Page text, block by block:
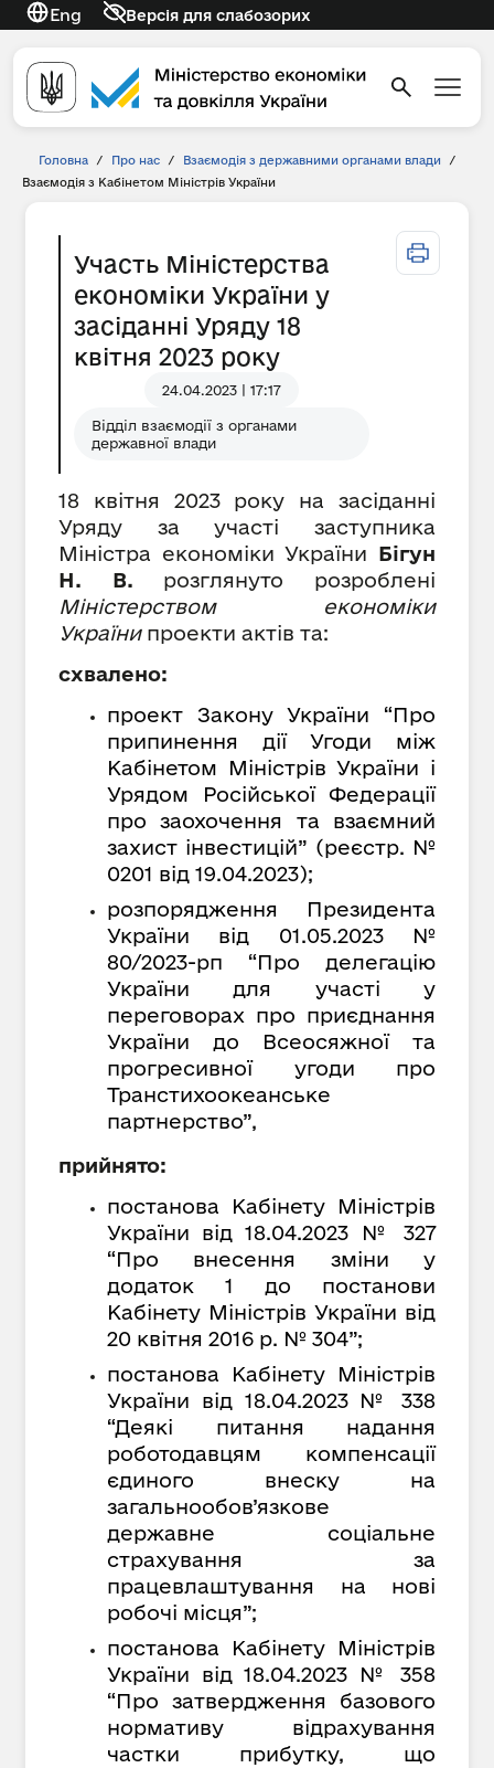
Eng Версія для слабозорих
Головна / Про нас / Взаємодія з державними органами влади
/
Взаємодія з Кабінетом Міністрів України
Участь Міністерства
економіки України у
засіданні Уряду 18
квітня 2023 року
24.04.2023 | 17:17
Відділ взаємодії з органами
державної влади
18 квітня 2023 року на засіданні
Уряду за участі заступника
Міністра економіки України Бігун
Н. В.
розглянуто розроблені
Міністерством економіки
Українипроекти актів та:
схвалено:
проект Закону України “Про
припинення дії Угоди між
Кабінетом Міністрів України і
Урядом Російської Федерації
про заохочення та взаємний
захист інвестицій” (реєстр. №
0201 від 19.04.2023);
розпорядження Президента
України від 01.05.2023 №
80/2023-рп “Про делегацію
України для участі у
переговорах про приєднання
України до Всеосяжної та
прогресивної угоди про
Транстихоокеанське
партнерство”,
прийнято:
постанова Кабінету Міністрів
України від 18.04.2023 № 327
“Про внесення зміни у
додаток 1 до постанови
Кабінету Міністрів України від
20 квітня 2016 р. № 304”;
постанова Кабінету Міністрів
України від 18.04.2023 № 338
“Деякі питання надання
роботодавцям компенсації
єдиного внеску на
загальнообов’язкове
державне соціальне
страхування за
працевлаштування на нові
робочі місця”;
постанова Кабінету Міністрів
України від 18.04.2023 № 358
“Про затвердження базового
нормативу відрахування
частки прибутку, що